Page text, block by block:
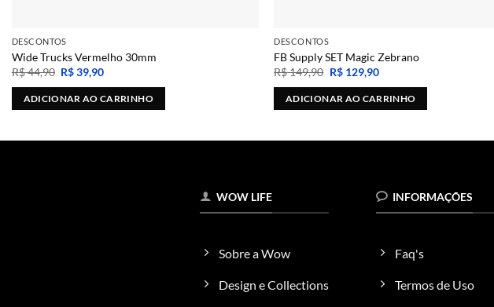
DESCONTOS
Wide Trucks Vermelho 30mm
R$44,90 O
original
era:
R$39,90O
atual
é:
ADICIONAR AO CARRINHO
DESCONTOS
FB Supply SET Magic Zebrano
R$149,90 O
original
era:
R$129,90O
atual
é:
ADICIONAR AO CARRINHO
WOW LIFE
Sobre a Wow
Design e Collections
INFORMAÇÕES
Faq's
Termos de Uso